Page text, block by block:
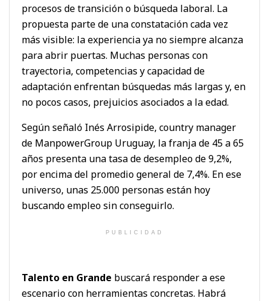
procesos de transición o búsqueda laboral. La
propuesta parte de una constatación cada vez
más visible: la experiencia ya no siempre alcanza
para abrir puertas. Muchas personas con
trayectoria, competencias y capacidad de
adaptación enfrentan búsquedas más largas y, en
no pocos casos, prejuicios asociados a la edad.
Según señaló Inés Arrosipide, country manager
de ManpowerGroup Uruguay, la franja de 45 a 65
años presenta una tasa de desempleo de 9,2%,
por encima del promedio general de 7,4%. En ese
universo, unas 25.000 personas están hoy
buscando empleo sin conseguirlo.
PUBLICIDAD
Talento en Grande buscará responder a ese
escenario con herramientas concretas. Habrá